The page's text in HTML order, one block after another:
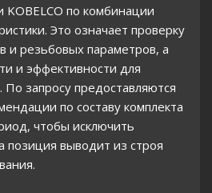
по комбинации
Это означает проверку
и резьбовых параметров, а
и эффективности для
По запросу предоставляются
по составу комплекта
чтобы исключить
позиция выводит из строя